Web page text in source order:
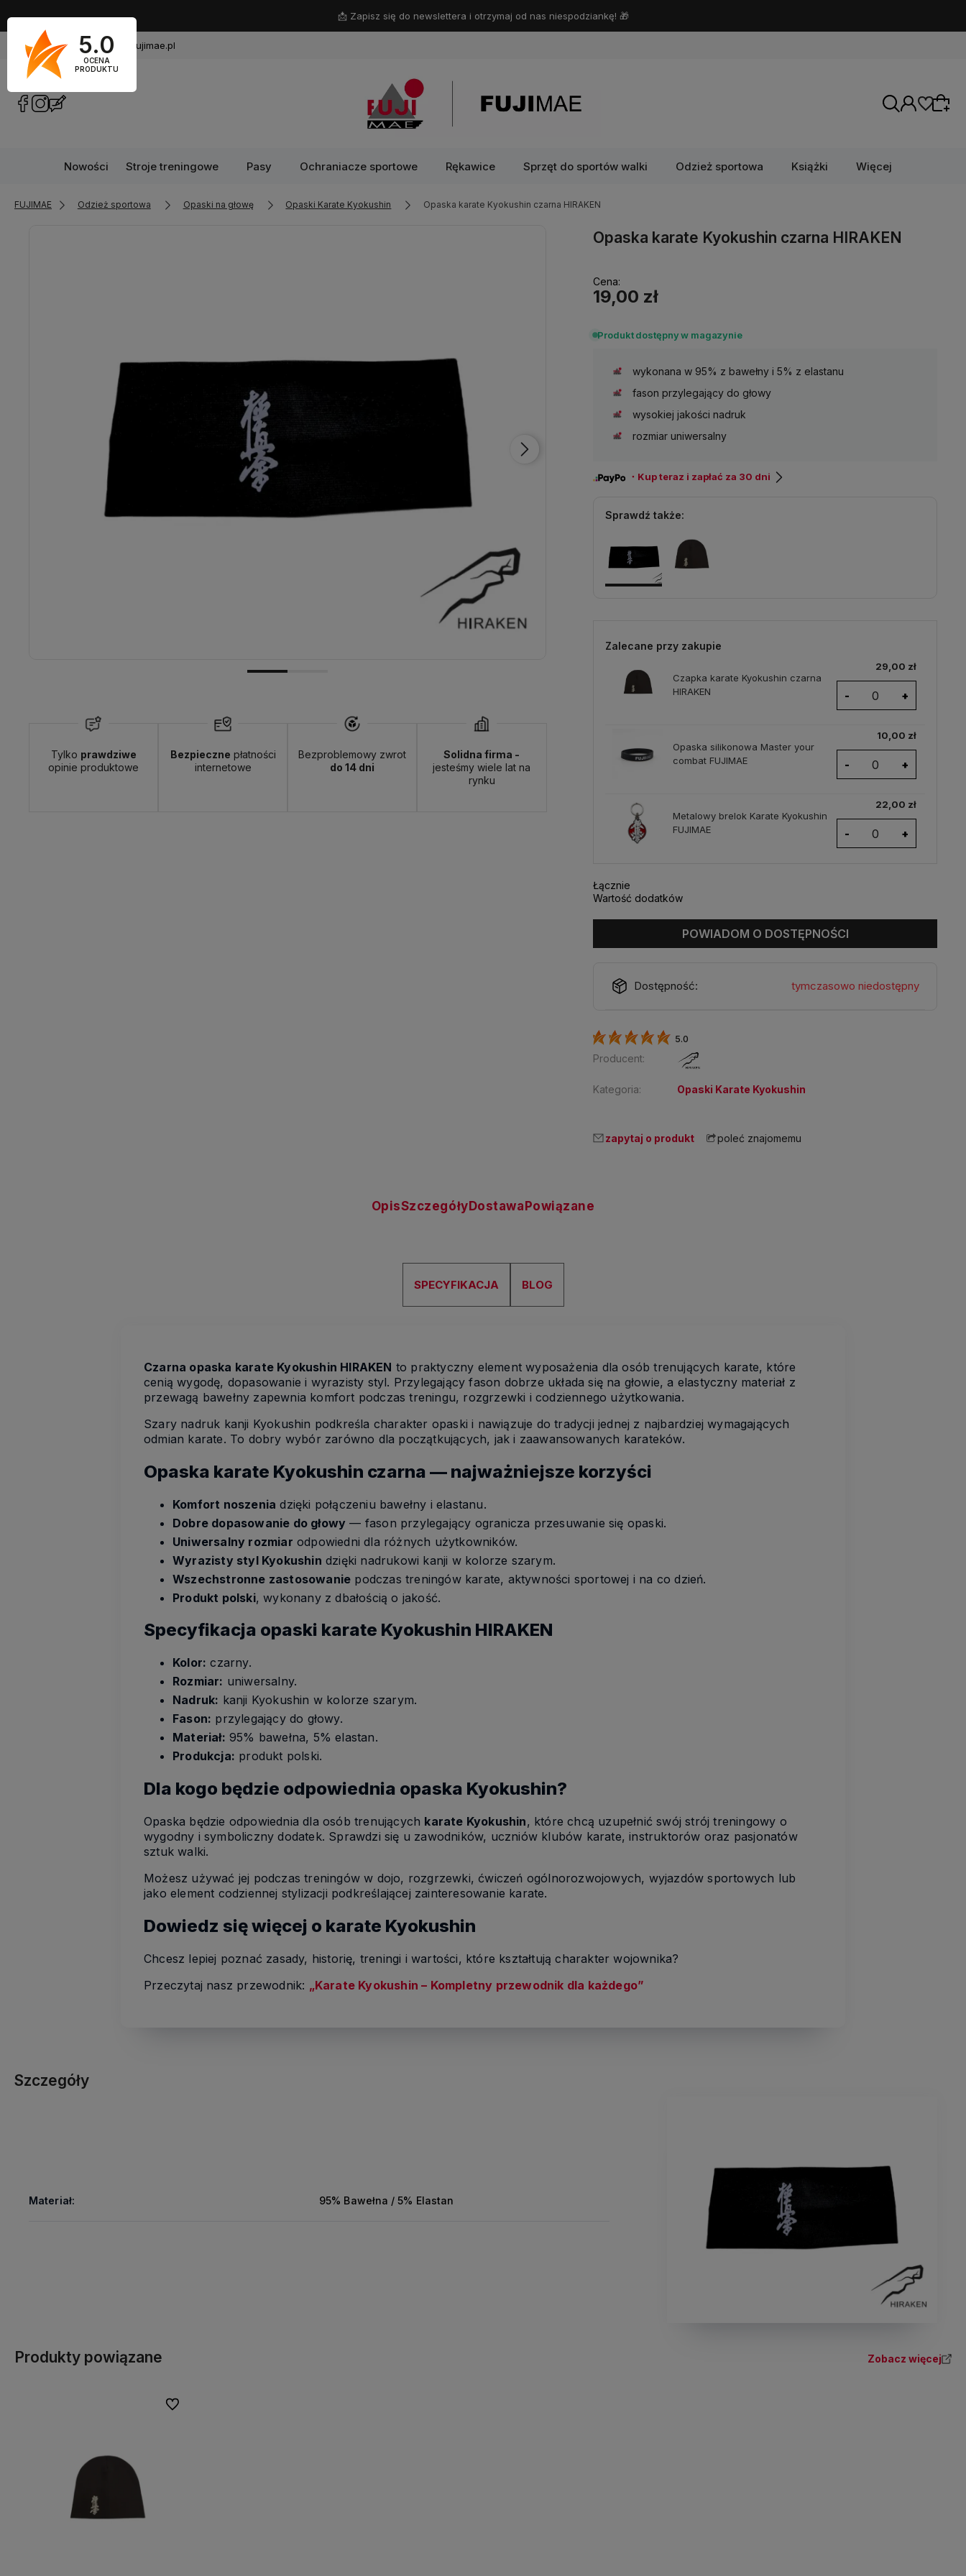
📩 Zapisz się do newslettera i otrzymaj od nas niespodziankę! 🎁
720 449 766 sklep@fujimae.pl
Nowości Stroje treningowe Pasy Ochraniacze sportowe Rękawice Sprzęt do sportów walki Odzież sportowa Książki Więcej
FUJIMAE Odzież sportowa Opaski na głowę Opaski Karate Kyokushin Opaska karate Kyokushin czarna HIRAKEN
Tylko prawdziwe
opinie produktowe
Bezpieczne płatności
internetowe
Bezproblemowy zwrot
do 14 dni
Solidna firma -
jesteśmy wiele lat na
rynku
Opaska karate Kyokushin czarna HIRAKEN
Cena:
19,00 zł
Produkt dostępny w magazynie
wykonana w 95% z bawełny i 5% z elastanu
fason przylegający do głowy
wysokiej jakości nadruk
rozmiar uniwersalny
・Kup teraz i zapłać za 30 dni
Sprawdź także:
Zalecane przy zakupie
Czapka karate Kyokushin czarna
HIRAKEN
29,00 zł
- +
Opaska silikonowa Master your
combat FUJIMAE
10,00 zł
- +
Metalowy brelok Karate Kyokushin
FUJIMAE
22,00 zł
- +
Łącznie
Wartość dodatków
POWIADOM O DOSTĘPNOŚCI
Dostępność: tymczasowo niedostępny
5.0
Producent:
Kategoria: Opaski Karate Kyokushin
zapytaj o produkt poleć znajomemu
OpisSzczegółyDostawaPowiązane
SPECYFIKACJA BLOG
Czarna opaska karate Kyokushin HIRAKEN to praktyczny element wyposażenia dla osób trenujących karate, które
cenią wygodę, dopasowanie i wyrazisty styl. Przylegający fason dobrze układa się na głowie, a elastyczny materiał z
przewagą bawełny zapewnia komfort podczas treningu, rozgrzewki i codziennego użytkowania.
Szary nadruk kanji Kyokushin podkreśla charakter opaski i nawiązuje do tradycji jednej z najbardziej wymagających
odmian karate. To dobry wybór zarówno dla początkujących, jak i zaawansowanych karateków.
Opaska karate Kyokushin czarna — najważniejsze korzyści
Komfort noszenia dzięki połączeniu bawełny i elastanu.
Dobre dopasowanie do głowy — fason przylegający ogranicza przesuwanie się opaski.
Uniwersalny rozmiar odpowiedni dla różnych użytkowników.
Wyrazisty styl Kyokushin dzięki nadrukowi kanji w kolorze szarym.
Wszechstronne zastosowanie podczas treningów karate, aktywności sportowej i na co dzień.
Produkt polski, wykonany z dbałością o jakość.
Specyfikacja opaski karate Kyokushin HIRAKEN
Kolor: czarny.
Rozmiar: uniwersalny.
Nadruk: kanji Kyokushin w kolorze szarym.
Fason: przylegający do głowy.
Materiał: 95% bawełna, 5% elastan.
Produkcja: produkt polski.
Dla kogo będzie odpowiednia opaska Kyokushin?
Opaska będzie odpowiednia dla osób trenujących karate Kyokushin, które chcą uzupełnić swój strój treningowy o
wygodny i symboliczny dodatek. Sprawdzi się u zawodników, uczniów klubów karate, instruktorów oraz pasjonatów
sztuk walki.
Możesz używać jej podczas treningów w dojo, rozgrzewki, ćwiczeń ogólnorozwojowych, wyjazdów sportowych lub
jako element codziennej stylizacji podkreślającej zainteresowanie karate.
Dowiedz się więcej o karate Kyokushin
Chcesz lepiej poznać zasady, historię, treningi i wartości, które kształtują charakter wojownika?
Przeczytaj nasz przewodnik: „Karate Kyokushin – Kompletny przewodnik dla każdego”
Szczegóły
Materiał: 95% Bawełna / 5% Elastan
Produkty powiązane Zobacz więcej
Do ulubionych
5.0
OCENA
PRODUKTU